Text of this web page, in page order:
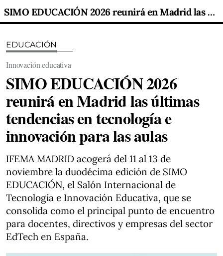
SIMO EDUCACIÓN 2026 reunirá en Madrid las últimas tendencias en tecnología e innovación para las aulas
EDUCACIÓN
Innovación educativa
SIMO EDUCACIÓN 2026
reunirá en Madrid las últimas
tendencias en tecnología e
innovación para las aulas
IFEMA MADRID acogerá del 11 al 13 de
noviembre la duodécima edición de SIMO
EDUCACIÓN, el Salón Internacional de
Tecnología e Innovación Educativa, que se
consolida como el principal punto de encuentro
para docentes, directivos y empresas del sector
EdTech en España.